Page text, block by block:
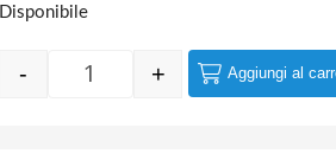
Disponibile
Pannello LED Rotondo 12w
- + Aggiungi al